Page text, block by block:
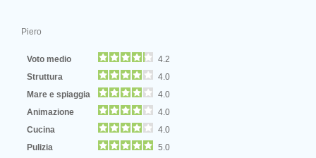
Piero
Voto medio
4.2
Struttura
4.0
Mare e spiaggia
4.0
Animazione
4.0
Cucina
4.0
Pulizia
5.0